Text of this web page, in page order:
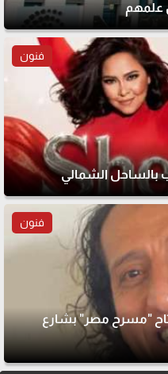
علمهم
فنون
بالساحل الشمالي
فنون
"مسرح مصر" بشارع